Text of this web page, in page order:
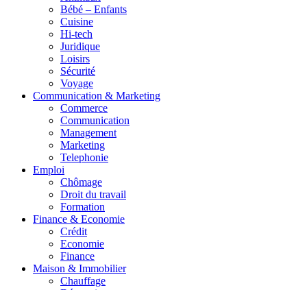
Bébé – Enfants
Cuisine
Hi-tech
Juridique
Loisirs
Sécurité
Voyage
Communication & Marketing
Commerce
Communication
Management
Marketing
Telephonie
Emploi
Chômage
Droit du travail
Formation
Finance & Economie
Crédit
Economie
Finance
Maison & Immobilier
Chauffage